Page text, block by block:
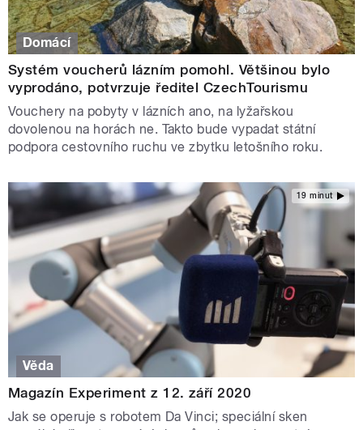
Domácí
Systém voucherů lázním pomohl. Většinou bylo
vyprodáno, potvrzuje ředitel CzechTourismu
Vouchery na pobyty v lázních ano, na lyžařskou
dovolenou na horách ne. Takto bude vypadat státní
podpora cestovního ruchu ve zbytku letošního roku.
19 minut
Věda
Magazín Experiment z 12. září 2020
Jak se operuje s robotem Da Vinci; speciální sken